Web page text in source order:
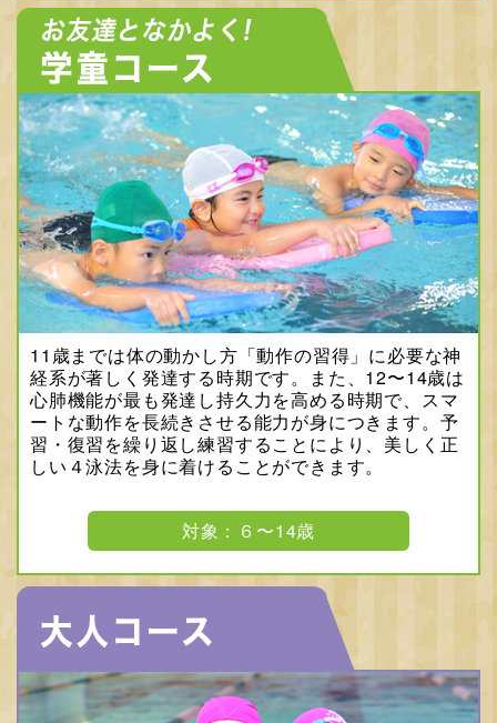
11歳までは体の動かし方「動作の習得」に必要な神
経系が著しく発達する時期です。また、12〜14歳は
心肺機能が最も発達し持久力を高める時期で、スマ
ートな動作を長続きさせる能力が身につきます。予
習・復習を繰り返し練習することにより、美しく正
しい４泳法を身に着けることができます。
対象：６〜14歳